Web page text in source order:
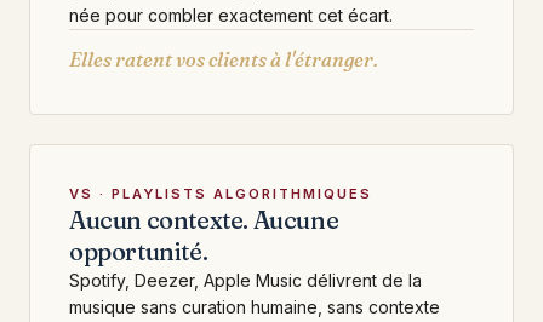
née pour combler exactement cet écart.
Elles ratent vos clients à l'étranger.
VS · PLAYLISTS ALGORITHMIQUES
Aucun contexte. Aucune
opportunité.
Spotify, Deezer, Apple Music délivrent de la
musique sans curation humaine, sans contexte